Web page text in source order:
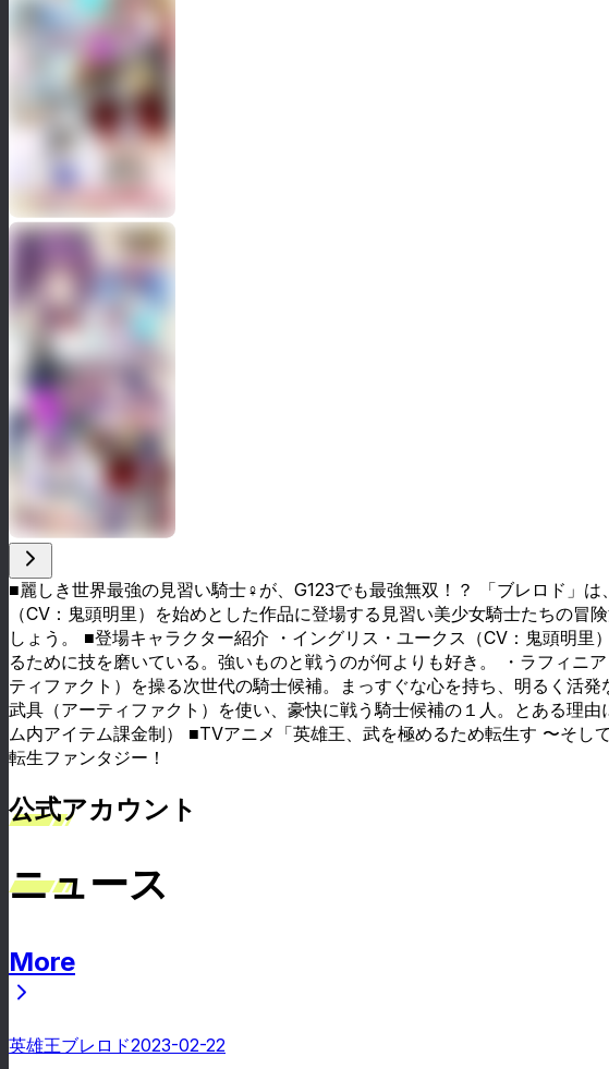
■麗しき世界最強の見習い騎士♀が、G123でも最強無双！？ 「ブレロド」
（CV：鬼頭明里）を始めとした作品に登場する見習い美少女騎士たちの
しょう。 ■登場キャラクター紹介 ・イングリス・ユークス（CV：鬼頭明
るために技を磨いている。強いものと戦うのが何よりも好き。 ・ラフィニ
ティファクト）を操る次世代の騎士候補。まっすぐな心を持ち、明るく活
武具（アーティファクト）を使い、豪快に戦う騎士候補の１人。とある理
ム内アイテム課金制） ■TVアニメ「英雄王、武を極めるため転生す 〜そ
転生ファンタジー！
公式アカウント
ニュース
More
英雄王ブレロド2023-02-22